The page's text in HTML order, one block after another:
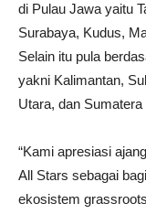
di Pulau Jawa yaitu
Surabaya, Kudus,
Selain itu pula
yakni Kalimantan,
Utara, dan Sumatera
“Kami apresiasi
All Stars sebagai
ekosistem